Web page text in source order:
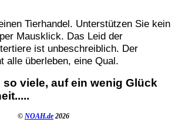
Tierhandel. Unterstützen Sie kein
Mausklick. Das Leid der
ist unbeschreiblich. Der
alle überleben, eine Qual.
viele, auf ein wenig Glück
© NOAH.de 2026